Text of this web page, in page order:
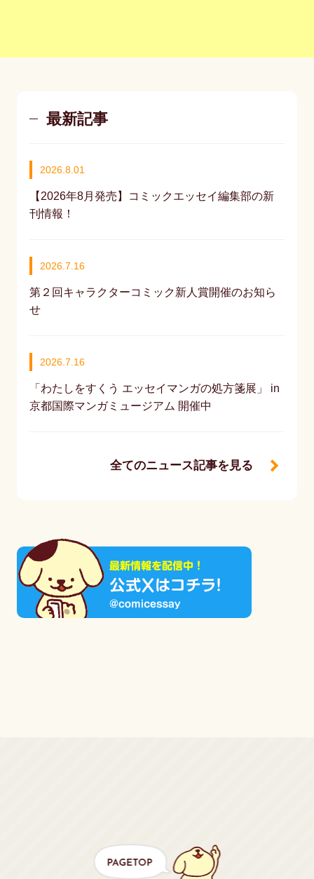
最新記事
2026.8.01
【2026年8月発売】コミックエッセイ編集部の新
刊情報！
2026.7.16
第２回キャラクターコミック新人賞開催のお知ら
せ
2026.7.16
「わたしをすくう エッセイマンガの処方箋展」 in
京都国際マンガミュージアム 開催中
全てのニュース記事を見る